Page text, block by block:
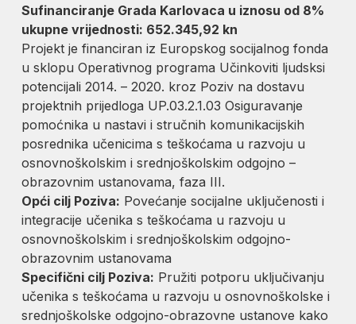
Sufinanciranje Grada Karlovaca u iznosu od 8%
ukupne vrijednosti: 652.345,92 kn
Projekt je financiran iz Europskog socijalnog fonda
u sklopu Operativnog programa Učinkoviti ljudsksi
potencijali 2014. – 2020. kroz Poziv na dostavu
projektnih prijedloga UP.03.2.1.03 Osiguravanje
pomoćnika u nastavi i stručnih komunikacijskih
posrednika učenicima s teškoćama u razvoju u
osnovnoškolskim i srednjoškolskim odgojno –
obrazovnim ustanovama, faza III.
Opći cilj Poziva: Povećanje socijalne uključenosti i
integracije učenika s teškoćama u razvoju u
osnovnoškolskim i srednjoškolskim odgojno-
obrazovnim ustanovama
Specifični cilj Poziva: Pružiti potporu uključivanju
učenika s teškoćama u razvoju u osnovnoškolske i
srednjoškolske odgojno-obrazovne ustanove kako